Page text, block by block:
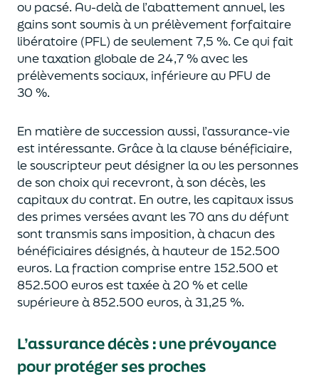
ou pacsé. Au-delàde l’abattement annuel, les
gains sont soumis à un prélèvement forfaitaire
libératoire (PFL) de seulement 7,5 %. Ce qui fait
une taxation globale de24,7 % avec les
prélèvements sociaux, inférieure au PFU de
30 %.
En matière de succession aussi, l’assurance-vie
est intéressante. Grâce à la clause bénéficiaire,
le souscripteur peut désigner la ou les personnes
de son choix qui recevront, à son décès, les
capitaux du contrat. En outre, les capitaux issus
des primes versées avant les 70 ans du défunt
sont transmis sans imposition, à chacun des
bénéficiaires désignés, à hauteur de 152.500
euros. La fraction comprise entre 152.500 et
852.500 eurosest taxée à 20 % et celle
supérieure à 852.500 euros, à 31,25 %.
L’assurance décès :une prévoyance
pour protéger ses proches